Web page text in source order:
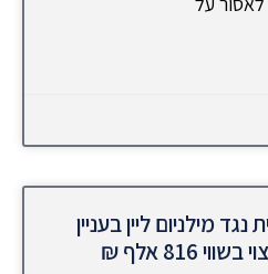
מילניום ליין בעניין
816 אלף ₪